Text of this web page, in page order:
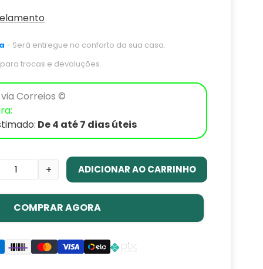
- Será entregue no conforto da sua casa.
trocas e devoluções.
Correios ©
De 4 até 7 dias úteis
+ ADICIONAR AO CARRINHO
COMPRAR AGORA